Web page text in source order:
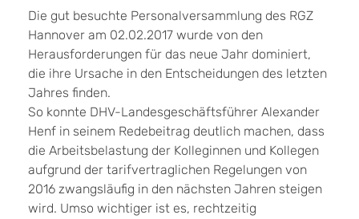
Die gut besuchte Personalversammlung des RGZ
Hannover am 02.02.2017 wurde von den
Herausforderungen für das neue Jahr dominiert,
die ihre Ursache in den Entscheidungen des letzten
Jahres finden.
So konnte DHV-Landesgeschäftsführer Alexander
Henf in seinem Redebeitrag deutlich machen, dass
die Arbeitsbelastung der Kolleginnen und Kollegen
aufgrund der tarifvertraglichen Regelungen von
2016 zwangsläufig in den nächsten Jahren steigen
wird. Umso wichtiger ist es, rechtzeitig